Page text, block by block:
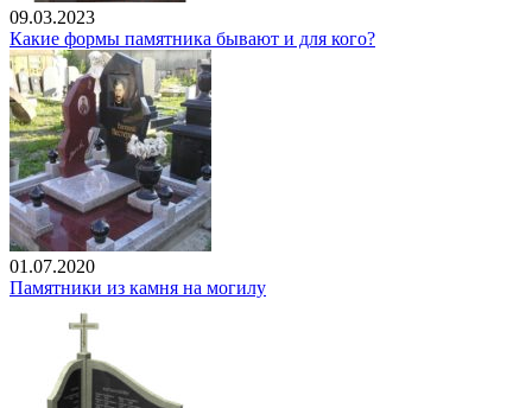
09.03.2023
Какие формы памятника бывают и для кого?
01.07.2020
Памятники из камня на могилу